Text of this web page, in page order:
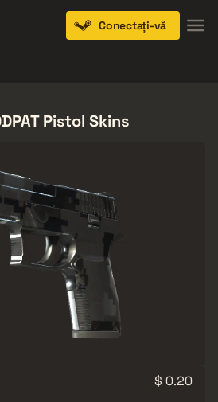
Conectați-vă
Pistol Skins
$ 0.20